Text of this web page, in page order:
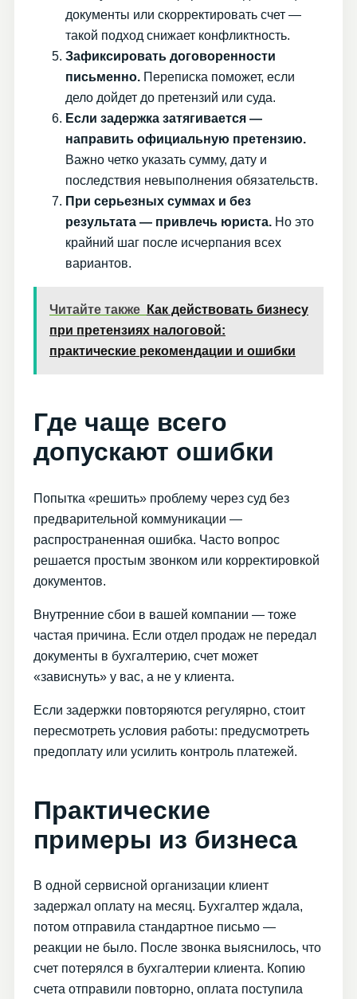
документы или скорректировать счет —
такой подход снижает конфликтность.
Зафиксировать договоренности
письменно. Переписка поможет, если
дело дойдет до претензий или суда.
Если задержка затягивается —
направить официальную претензию.
Важно четко указать сумму, дату и
последствия невыполнения обязательств.
При серьезных суммах и без
результата — привлечь юриста. Но это
крайний шаг после исчерпания всех
вариантов.
Читайте также
Как действовать бизнесу
при претензиях налоговой:
практические рекомендации и ошибки
Где чаще всего
допускают ошибки
Попытка «решить» проблему через суд без
предварительной коммуникации —
распространенная ошибка. Часто вопрос
решается простым звонком или корректировкой
документов.
Внутренние сбои в вашей компании — тоже
частая причина. Если отдел продаж не передал
документы в бухгалтерию, счет может
«зависнуть» у вас, а не у клиента.
Если задержки повторяются регулярно, стоит
пересмотреть условия работы: предусмотреть
предоплату или усилить контроль платежей.
Практические
примеры из бизнеса
В одной сервисной организации клиент
задержал оплату на месяц. Бухгалтер ждала,
потом отправила стандартное письмо —
реакции не было. После звонка выяснилось, что
счет потерялся в бухгалтерии клиента. Копию
счета отправили повторно, оплата поступила